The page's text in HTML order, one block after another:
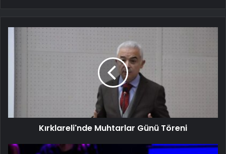
Kırklareli'nde Muhtarlar Günü Töreni